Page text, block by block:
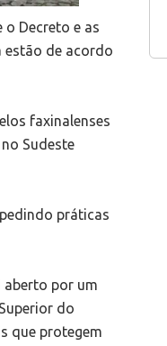
o Decreto e as
estão de acordo
faxinalenses
Sudeste
práticas
por um
do
que protegem